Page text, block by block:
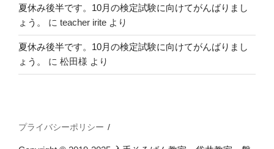
夏休み後半です。10月の検定試験に向けてがんばりまし
ょう。
に teacher irite より
夏休み後半です。10月の検定試験に向けてがんばりまし
ょう。
に 松田様 より
プライバシーポリシー